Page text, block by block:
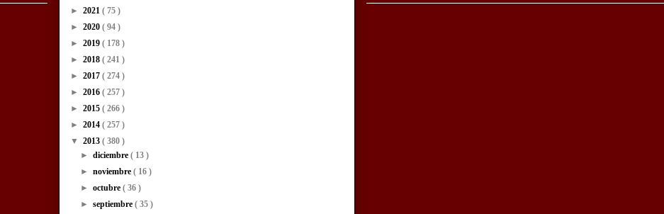
► 2021 ( 75 )
► 2020 ( 94 )
► 2019 ( 178 )
► 2018 ( 241 )
► 2017 ( 274 )
► 2016 ( 257 )
► 2015 ( 266 )
► 2014 ( 257 )
▼ 2013 ( 380 )
►diciembre( 13 )
►noviembre( 16 )
►octubre( 36 )
►septiembre( 35 )